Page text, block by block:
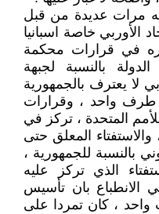
مرات عديدة من قبل
الأوربي خاصة اسبانيا
في قرارات محكمة
بالنسبة لجبهة
لا يعترف بالجمهورية
طرف واحد ، وقرارات
المتحدة ، تركز في
المعلق حتى
بالنسبة للجمهورية ،
الذي تركز عليه
الانطباع بان تأسيس
واحد ، كان تمردا على